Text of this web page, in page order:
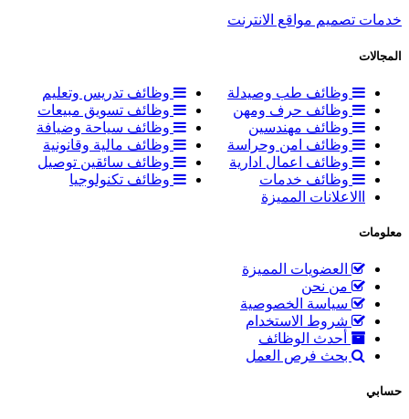
خدمات تصميم مواقع الانترنت
المجالات
وظائف طب وصيدلة
وظائف تدريس وتعليم
وظائف حرف ومهن
وظائف تسويق مبيعات
وظائف مهندسين
وظائف سياحة وضيافة
وظائف امن وحراسة
وظائف مالية وقانونية
وظائف اعمال ادارية
وظائف سائقين توصيل
وظائف خدمات
وظائف تكنولوجيا
االاعلانات المميزة
معلومات
العضويات المميزة
من نحن
سياسة الخصوصية
شروط الاستخدام
أحدث الوظائف
بحث فرص العمل
حسابي